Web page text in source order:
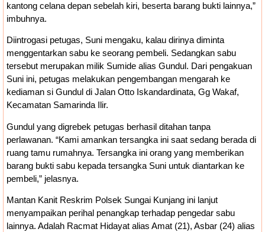
kantong celana depan sebelah kiri, beserta barang bukti lainnya,”
imbuhnya.
Diintrogasi petugas, Suni mengaku, kalau dirinya diminta
menggentarkan sabu ke seorang pembeli. Sedangkan sabu
tersebut merupakan milik Sumide alias Gundul. Dari pengakuan
Suni ini, petugas melakukan pengembangan mengarah ke
kediaman si Gundul di Jalan Otto Iskandardinata, Gg Wakaf,
Kecamatan Samarinda Ilir.
Gundul yang digrebek petugas berhasil ditahan tanpa
perlawanan. “Kami amankan tersangka ini saat sedang berada di
ruang tamu rumahnya. Tersangka ini orang yang memberikan
barang bukti sabu kepada tersangka Suni untuk diantarkan ke
pembeli,” jelasnya.
Mantan Kanit Reskrim Polsek Sungai Kunjang ini lanjut
menyampaikan perihal penangkap terhadap pengedar sabu
lainnya. Adalah Racmat Hidayat alias Amat (21), Asbar (24) alias